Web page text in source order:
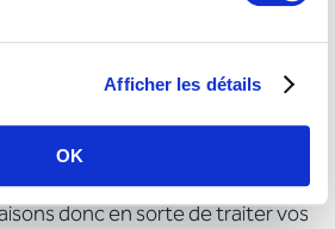
Afficher les détails
OK
objectifs de
et ciblée
en particulier pour les
donc en sorte de traiter vos